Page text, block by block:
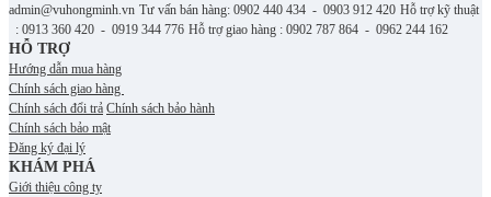
admin@vuhongminh.vn Tư vấn bán hàng: 0902 440 434 - 0903 912 420 Hỗ trợ kỹ thuật
: 0913 360 420 - 0919 344 776 Hỗ trợ giao hàng : 0902 787 864 - 0962 244 162
HỖ TRỢ
Hướng dẫn mua hàng
Chính sách giao hàng
Chính sách đổi trả Chính sách bảo hành
Chính sách bảo mật
Đăng ký đại lý
KHÁM PHÁ
Giới thiệu công ty